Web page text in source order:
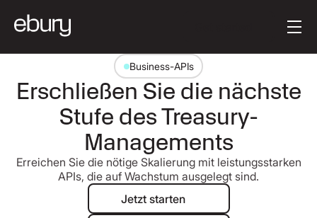
Business-APIs
Erschließen Sie die nächste
Stufe des Treasury-
Managements
Erreichen Sie die nötige Skalierung mit leistungsstarken
APIs, die auf Wachstum ausgelegt sind.
Jetzt starten
Jetzt starten